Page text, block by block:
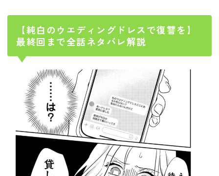
【純白のウエディングドレスで復讐を】
最終回まで全話ネタバレ解説